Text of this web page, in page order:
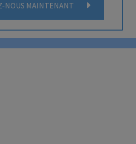
NOUS MAINTENANT